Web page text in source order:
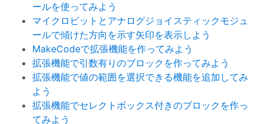
ールを使ってみよう
マイクロビットとアナログジョイスティックモジュ
ールで傾けた方向を示す矢印を表示しよう
MakeCodeで拡張機能を作ってみよう
拡張機能で引数有りのブロックを作ってみよう
拡張機能で値の範囲を選択できる機能を追加してみ
よう
拡張機能でセレクトボックス付きのブロックを作っ
てみよう